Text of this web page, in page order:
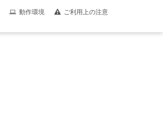
動作環境 ご利用上の注意